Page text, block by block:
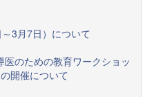
3月7日）について
のための教育ワークショッ
開催について